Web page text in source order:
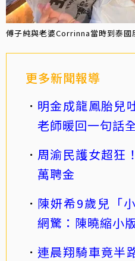
傅子純與老婆Corrinna當時到泰國
更多新聞報導
明金成龍鳳胎兒
老師暖回一句話
周渝民護女超狂
萬聘金
陳妍希9歲兒「
網驚：陳曉縮小
連晨翔騎車竟半